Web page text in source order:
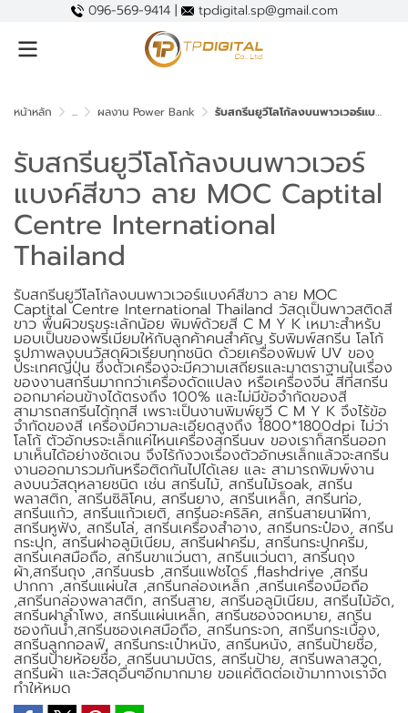
096-569-9414 | tpdigital.sp@gmail.com
หน้าหลัก ... ผลงาน Power Bank รับสกรีนยูวีโลโก้ลงบนพาวเวอร์แบงค์สีขาว ลาย MOC Captital Centre International Thailand
รับสกรีนยูวีโลโก้ลงบนพาวเวอร์
แบงค์สีขาว ลาย MOC Captital
Centre International
Thailand
รับสกรีนยูวีโลโก้ลงบนพาวเวอร์แบงค์สีขาว ลาย MOC
Captital Centre International Thailand วัสดุเป็นพาวสติดสี
ขาว พื้นผิวขรุขระเล้กน้อย พิมพ์ด้วยสี C M Y K เหมาะสำหรับ
มอบเป็นของพรี่เมียมให้กับลูกค้าคนสำคัญ รับพิมพ์สกรีน โลโก้
รูปภาพลงบนวัสดุผิวเรียบทุกชนิด ด้วยเครื่องพิมพ์ UV ของ
ประเทศญี่ปุ่น ซึ่งตัวเครื่องจะมีความเสถียรและมาตราฐานในเรื่อง
ของงานสกรีนมากกว่าเครื่องดัดแปลง หรือเครื่องจีน สีที่สกรีน
ออกมาค่อนข้างได้ตรงถึง 100% และไม่มีข้อจำกัดของสี
สามารถสกรีนได้ทุกสี เพราะเป็นงานพิมพ์ยูวี C M Y K จึงไร้ข้อ
จำกัดของสี เครื่องมีความละเอียดสูงถึง 1800*1800dpi ไม่ว่า
โลโก้ ตัวอักษรจะเล็กแค่ไหนเครื่องสกรีนuv ของเราก็สกรีนออก
มาเห็นได้อย่างชัดเจน จึงไร้กังวงเรื่องตัวอักษรเล็กแล้วจะสกรีน
งานออกมารวมกันหรือติดกันไปได้เลย และ สามารถพิมพ์งาน
ลงบนวัสดุหลายชนิด เช่น สกรีนไม้, สกรีนไม้soak, สกรีน
พลาสติก, สกรีนซิลิโคน, สกรีนยาง, สกรีนเหล็ก, สกรีนท่อ,
สกรีนแก้ว, สกรีนแก้วเยติ, สกรีนอะคริลิค, สกรีนสายนาฬิกา,
สกรีนหูฟัง, สกรีนโล่, สกรีนเครื่องสำอาง, สกรีนกระป๋อง, สกรีน
กระปุก, สกรีนฝาอลูมิเนียม, สกรีนฝาครีม, สกรีนกระปุกครีม,
สกรีนเคสมือถือ, สกรีนขาแว่นตา, สกรีนแว่นตา, สกรีนถุง
ผ้า,สกรีนถุง ,สกรีนusb ,สกรีนแฟชไดร์ ,flashdrive ,สกรีน
ปากกา ,สกรีนแผ่นใส ,สกรีนกล่องเหล็ก ,สกรีนเครื่องมือถือ
,สกรีนกล่องพลาสติก, สกรีนสาย, สกรีนอลูมิเนียม, สกรีนไม้อัด,
สกรีนฝาลำโพง, สกรีนแผ่นเหล็ก, สกรีนซองจดหมาย, สกรีน
ซองกันน้ำ,สกรีนซองเคสมือถือ, สกรีนกระจก, สกรีนกระเบื้อง,
สกรีนลูกกอลฟ์, สกรีนกระเป๋าหนัง, สกรีนหนัง, สกรีนป้ายชื่อ,
สกรีนป้ายห้อยชื่อ, สกรีนนามบัตร, สกรีนป้าย, สกรีนพลาสวูด,
สกรีนผ้า และวัสดุอื่นๆอีกมากมาย ขอแค่ติดต่อเข้ามาทางเราจัด
ทำให้หมด